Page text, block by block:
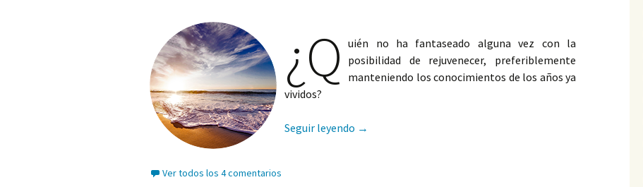
¿Q
uién no ha fantaseado alguna vez con la
posibilidad de rejuvenecer, preferiblemente
manteniendo los conocimientos de los años ya
vividos?
Seguir leyendo La sentencia del Tribunal Supremo de 3 de mayo de 2022
→
Ver todos los 4 comentarios